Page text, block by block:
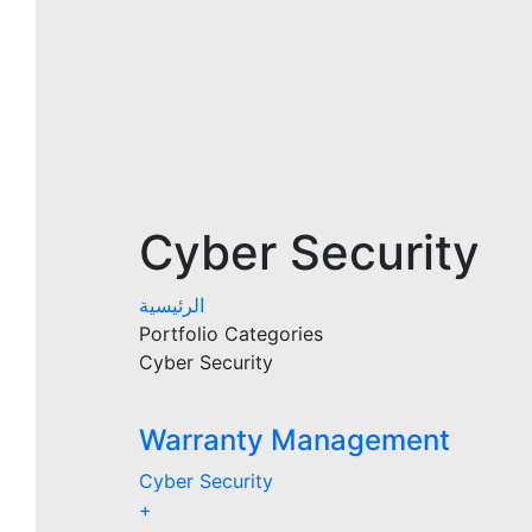
Cyber Security
الرئيسية
Portfolio Categories
Cyber Security
Warranty Management
Cyber Security
+